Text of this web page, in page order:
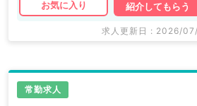
お気に入り
紹介してもらう
求人更新日 : 2026/
常勤求人